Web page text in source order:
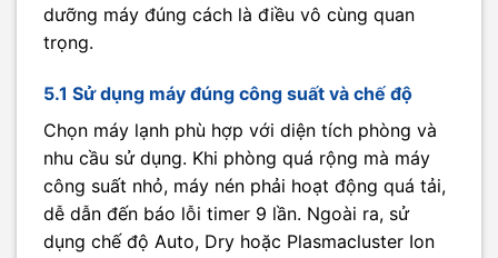
dưỡng máy đúng cách là điều vô cùng quan
trọng.
5.1 Sử dụng máy đúng công suất và chế độ
Chọn máy lạnh phù hợp với diện tích phòng và
nhu cầu sử dụng. Khi phòng quá rộng mà máy
công suất nhỏ, máy nén phải hoạt động quá tải,
dễ dẫn đến báo lỗi timer 9 lần. Ngoài ra, sử
dụng chế độ Auto, Dry hoặc Plasmacluster Ion